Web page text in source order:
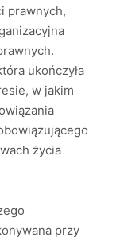
prawnych,
ukończyła
w jakim
życia
przy